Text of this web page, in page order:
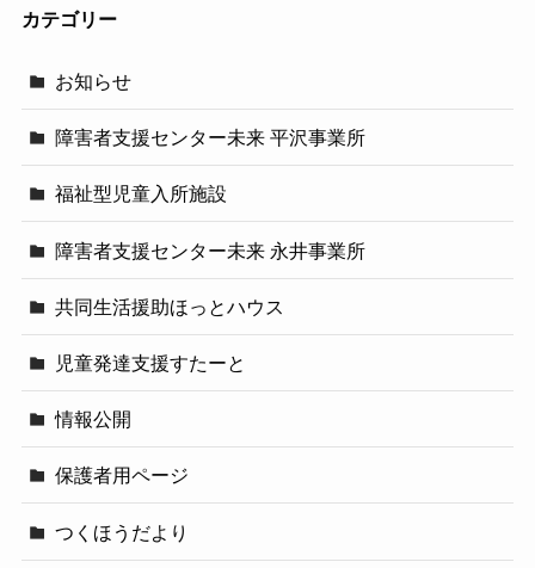
カテゴリー
お知らせ
障害者支援センター未来 平沢事業所
福祉型児童入所施設
障害者支援センター未来 永井事業所
共同生活援助ほっとハウス
児童発達支援すたーと
情報公開
保護者用ページ
つくほうだより